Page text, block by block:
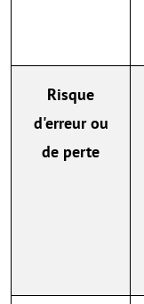
Risque
d'erreur ou
de perte